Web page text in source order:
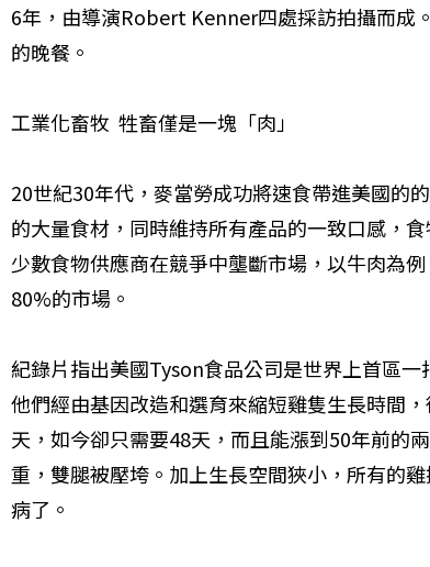
6年，由導演Robert Kenner四處採訪拍攝而成
的晚餐。
工業化畜牧  牲畜僅是一塊「肉」
20世紀30年代，麥當勞成功將速食帶進美國的
的大量食材，同時維持所有產品的一致口感，
少數食物供應商在競爭中壟斷市場，以牛肉為
80%的市場。
紀錄片指出美國Tyson食品公司是世界上首區
他們經由基因改造和選育來縮短雞隻生長時間
天，如今卻只需要48天，而且能漲到50年前的
重，雙腿被壓垮。加上生長空間狹小，所有的
病了。